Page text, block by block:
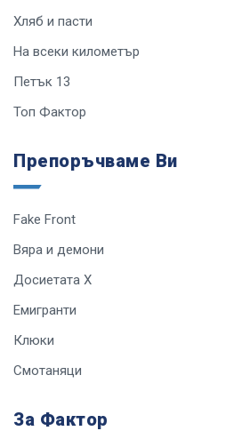
Хляб и пасти
На всеки километър
Петък 13
Топ Фактор
Препоръчваме Ви
Fake Front
Вяра и демони
Досиетата Х
Емигранти
Клюки
Смотаняци
За Фактор